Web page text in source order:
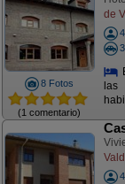
8 Fotos
(1 comentario)
de
las